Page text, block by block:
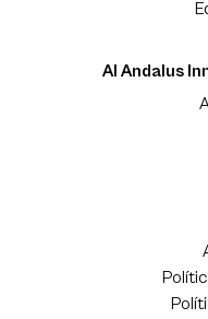
Al Andalus